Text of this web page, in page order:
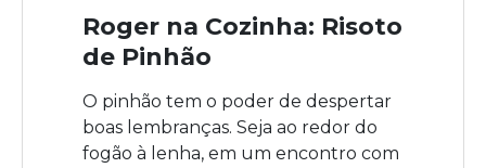
Roger na Cozinha: Risoto
de Pinhão
O pinhão tem o poder de despertar
boas lembranças. Seja ao redor do
fogão à lenha, em um encontro com